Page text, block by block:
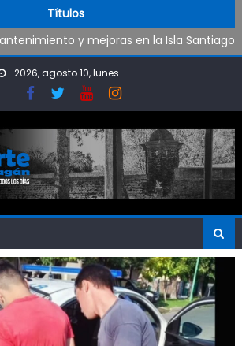
Títulos
ingresar a la Policía Bonaerense
y mejoras en la Isla Santiago
boxeo y artes marciales
2026, agosto 10, lunes